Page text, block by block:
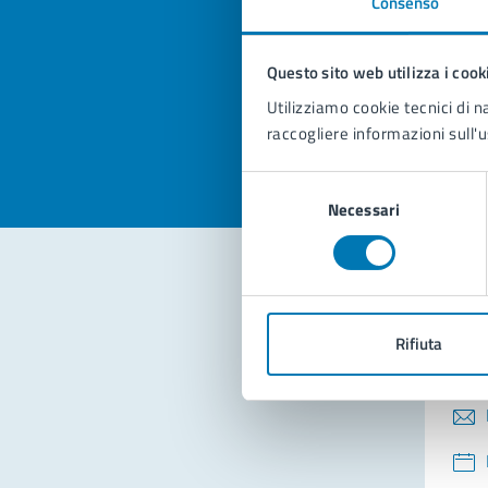
Questo sito web utilizza i
Utilizziamo cookie tecnici di
raccogliere informazioni
consenso
Necessari
Rifiuta